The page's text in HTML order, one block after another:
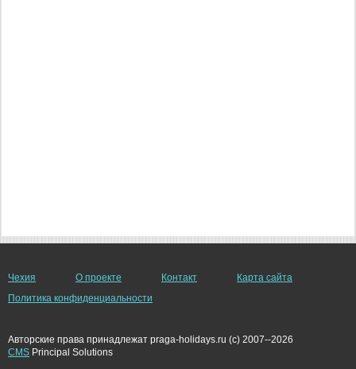
Чехия О проекте Контакт
Карта сайта
Политика конфиденциальности
Авторские права принадлежат praga-holidays.ru (c) 2007--2026
CMS Principal Solutions